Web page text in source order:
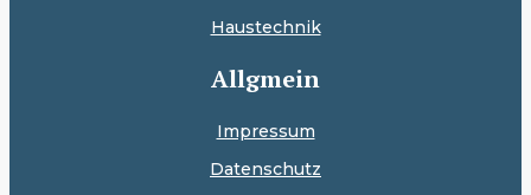
Haustechnik
Allgmein
Impressum
Datenschutz